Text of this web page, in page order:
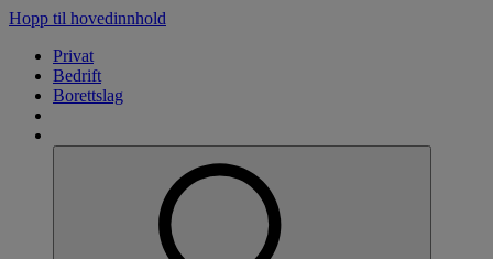
Hopp til hovedinnhold
Privat
Bedrift
Borettslag